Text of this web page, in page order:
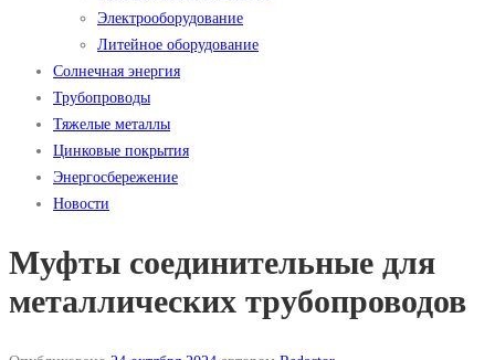
Электрооборудование
Литейное оборудование
Солнечная энергия
Трубопроводы
Тяжелые металлы
Цинковые покрытия
Энергосбережение
Новости
Муфты соединительные для
металлических трубопроводов